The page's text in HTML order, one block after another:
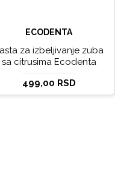
ECODENTA
za izbeljivanje zuba
sa citrusima Ecodenta
LINE EXCEPTIONAL
WHITENING 100ml
499,00 RSD